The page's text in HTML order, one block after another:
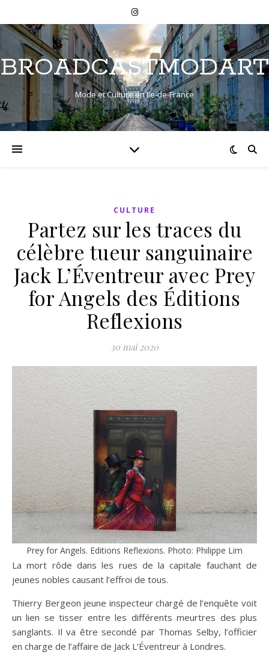
BROADCASTMODART
Mode et Culture en Ile-de-France
CULTURE
Partez sur les traces du
célèbre tueur sanguinaire
Jack L’Éventreur avec Prey
for Angels des Éditions
Reflexions
30 mai 2020
Prey for Angels. Editions Reflexions. Photo: Philippe Lim
La mort rôde dans les rues de la capitale fauchant de
jeunes nobles causant l’effroi de tous.
Thierry Bergeon jeune inspecteur chargé de l’enquête voit
un lien se tisser entre les différents meurtres des plus
sanglants. Il va être secondé par Thomas Selby, l’officier
en charge de l’affaire de Jack L’Éventreur à Londres.